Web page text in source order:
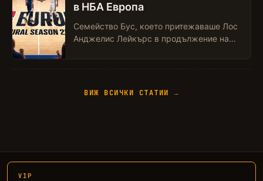
в НБА Европа
Семейство Бус, което притежаваше Лос
Анджелис Лейкърс в продължение на
ВИЖ ВСИЧКИ СТАТИИ →
VIP